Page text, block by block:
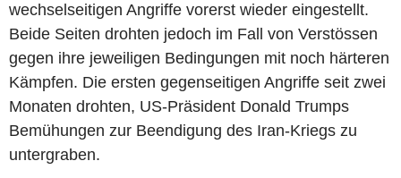
wechselseitigen Angriffe vorerst wieder eingestellt.
Beide Seiten drohten jedoch im Fall von Verstössen
gegen ihre jeweiligen Bedingungen mit noch härteren
Kämpfen. Die ersten gegenseitigen Angriffe seit zwei
Monaten drohten, US-Präsident Donald Trumps
Bemühungen zur Beendigung des Iran-Kriegs zu
untergraben.